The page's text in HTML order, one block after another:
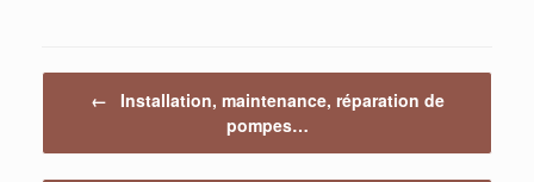
←
Installation, maintenance, réparation de
pompes…